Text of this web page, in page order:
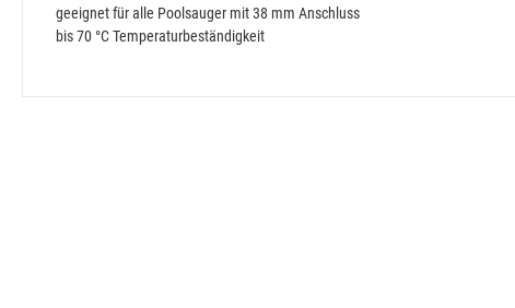
geeignet für alle Poolsauger mit 38 mm Anschluss
bis 70 °C Temperaturbeständigkeit